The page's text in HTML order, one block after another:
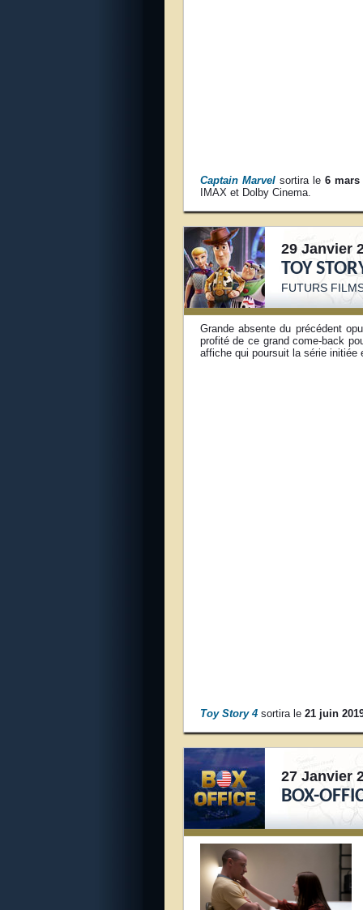
Captain Marvelsortira le 6 mars
IMAX et Dolby Cinema.
29 Janvier
TOY
FUTURS
Grande absente du précédent
profité de ce grand come-back
affiche qui poursuit la série initiée
Toy Story 4sortira le 21 juin
27 Janvier
BOX-